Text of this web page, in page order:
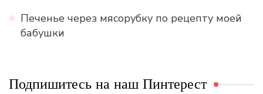
Печенье через мясорубку по рецепту моей
бабушки
Подпишитесь на наш Пинтерест